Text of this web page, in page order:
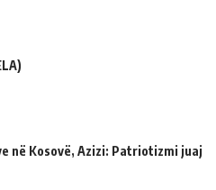
në Kosovë, Azizi: Patriotizmi juaj